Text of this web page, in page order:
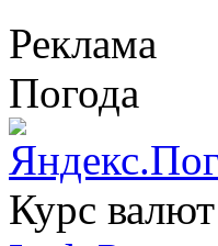
Реклама
Погода
Курс валют